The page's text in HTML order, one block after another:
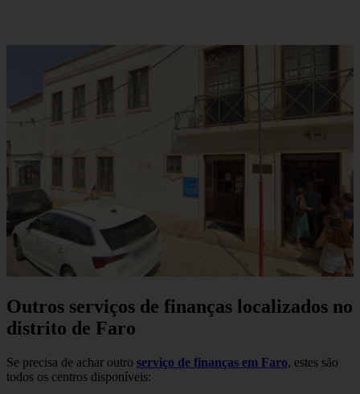
Outros serviços de finanças localizados no
distrito de Faro
Se precisa de achar outro serviço de finanças em Faro, estes são
todos os centros disponíveis: